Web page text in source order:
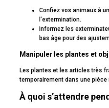
Confiez vos animaux à
l’extermination.
Informez les
bas âge pour des
Manipuler les plantes et
Les plantes et les articles très
temporairement dans une pièce
À quoi s’attendre